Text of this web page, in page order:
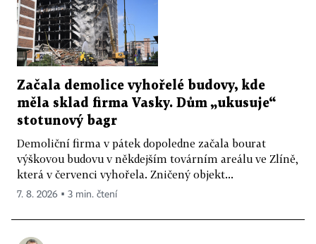
Začala demolice vyhořelé budovy, kde
měla sklad firma Vasky. Dům „ukusuje“
stotunový bagr
Demoliční firma v pátek dopoledne začala bourat
výškovou budovu v někdejším továrním areálu ve Zlíně,
která v červenci vyhořela. Zničený objekt...
7. 8. 2026 ▪ 3 min. čtení